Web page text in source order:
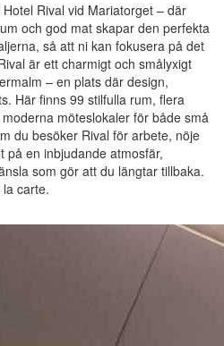
Rival vid Mariatorget – där
och god mat skapar den perfekta
så att ni kan fokusera på det
är ett charmigt och smålyxigt
– en plats där design,
Här finns 99 stilfulla rum, flera
möteslokaler för både små
du besöker Rival för arbete, nöje
på en inbjudande atmosfär,
som gör att du längtar tillbaka.
carte.